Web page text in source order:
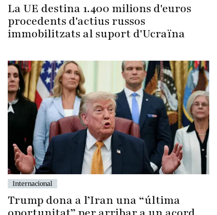
La UE destina 1.400 milions d'euros
procedents d'actius russos
immobilitzats al suport d'Ucraïna
Internacional
Trump dona a l’Iran una “última